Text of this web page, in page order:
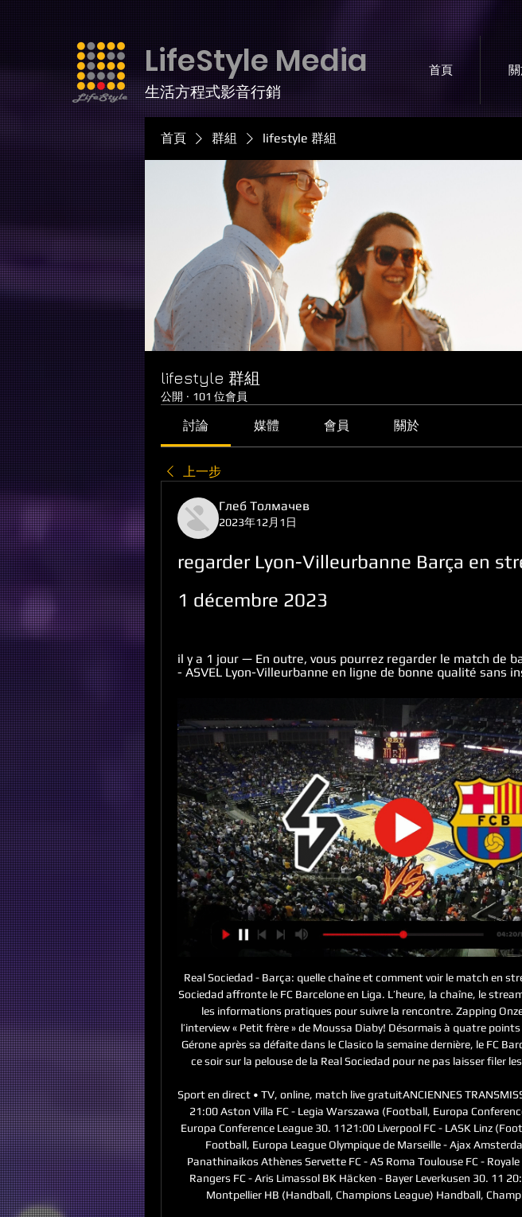
LifeStyle Media
生活方程式影音行銷
首頁
首頁 群組 lifestyle 群組
lifestyle 群組
公開 · 101 位會員
討論 媒體 會員 關於
上一步
Глеб Толмачев
2023年12月1日
regarder Lyon-Villeurbanne Barça en
1 décembre 2023
il y a 1 jour — En outre, vous pourrez regarder le match de
- ASVEL Lyon-Villeurbanne en ligne de bonne qualité sans
Real Sociedad - Barça: quelle chaîne et comment voir le match en
Sociedad affronte le FC Barcelone en Liga. L’heure, la chaîne, le
les informations pratiques pour suivre la rencontre. Zapping
l’interview « Petit frère » de Moussa Diaby! Désormais à quatre
Gérone après sa défaite dans le Clasico la semaine dernière, le FC
ce soir sur la pelouse de la Real Sociedad pour ne pas laisser filer
Sport en direct • TV, online, match live gratuitANCIENNES
21:00 Aston Villa FC - Legia Warszawa (Football, Europa
Europa Conference League 30. 1121:00 Liverpool FC - LASK Linz
Football, Europa League Olympique de Marseille - Ajax
Panathinaikos Athènes Servette FC - AS Roma Toulouse FC -
Rangers FC - Aris Limassol BK Häcken - Bayer Leverkusen 30. 11
Montpellier HB (Handball, Champions League) Handball,